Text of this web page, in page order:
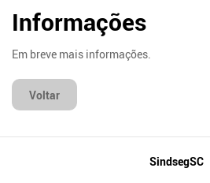
Informações
Em breve mais informações.
Voltar
SindsegSC